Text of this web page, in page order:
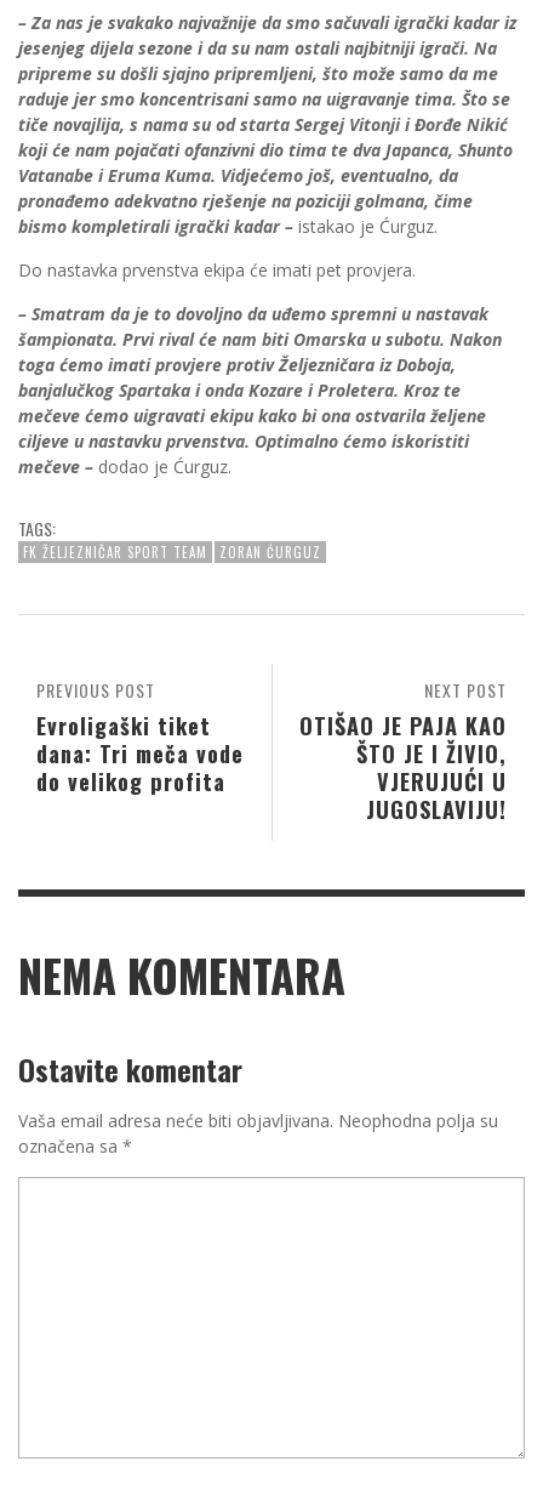
– Za nas je svakako najvažnije da smo sačuvali igrački kadar iz
jesenjeg dijela sezone i da su nam ostali najbitniji igrači. Na
pripreme su došli sjajno pripremljeni, što može samo da me
raduje jer smo koncentrisani samo na uigravanje tima. Što se
tiče novajlija, s nama su od starta Sergej Vitonji i Đorđe Nikić
koji će nam pojačati ofanzivni dio tima te dva Japanca, Shunto
Vatanabe i Eruma Kuma. Vidjećemo još, eventualno, da
pronađemo adekvatno rješenje na poziciji golmana, čime
bismo kompletirali igrački kadar – istakao je Ćurguz.
Do nastavka prvenstva ekipa će imati pet provjera.
– Smatram da je to dovoljno da uđemo spremni u nastavak
šampionata. Prvi rival će nam biti Omarska u subotu. Nakon
toga ćemo imati provjere protiv Željezničara iz Doboja,
banjalučkog Spartaka i onda Kozare i Proletera. Kroz te
mečeve ćemo uigravati ekipu kako bi ona ostvarila željene
ciljeve u nastavku prvenstva. Optimalno ćemo iskoristiti
mečeve – dodao je Ćurguz.
TAGS:
FK ŽELJEZNIČAR SPORT TEAM ZORAN ĆURGUZ
NEXT POST
OTIŠAO JE PAJA KAO
ŠTO JE I ŽIVIO,
VJERUJUĆI U
JUGOSLAVIJU!
PREVIOUS POST
Evroligaški tiket
dana: Tri meča vode
do velikog profita
NEMA KOMENTARA
Ostavite komentar
Vaša email adresa neće biti objavljivana. Neophodna polja su
označena sa *